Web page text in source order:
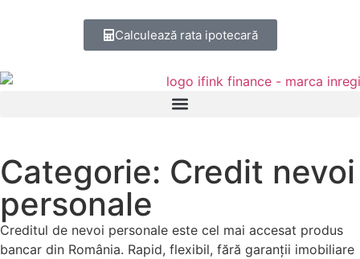
Calculează rata ipotecară
Categorie: Credit nevoi
personale
Creditul de nevoi personale este cel mai accesat produs
bancar din România. Rapid, flexibil, fără garanții imobiliare